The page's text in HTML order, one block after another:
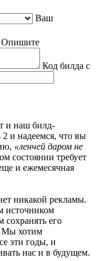
Ваш
Опишите
Код билда с
и наш билд-
2 и надеемся, что вы
«ленчей даром не
состоянии требует
и ежемесячная
никакой рекламы.
источником
сохранять его
Мы хотим
эти годы, и
нас и в будущем.